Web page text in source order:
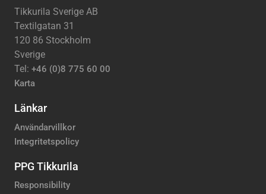
Tikkurila Sverige AB
Textilgatan 31
120 86 Stockholm
Sverige
Tel: +46 (0)8 775 60 00
Karta
Länkar
Användarvillkor
Integritetspolicy
PPG Tikkurila
Responsibility